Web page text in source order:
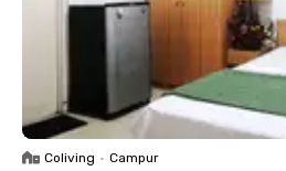
Coliving • Campur